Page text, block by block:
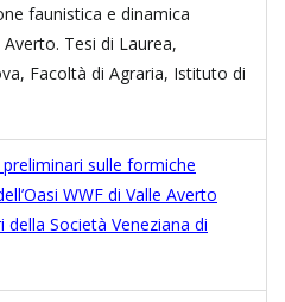
faunistica e dinamica
Tesi di Laurea,
Facoltà di Agraria, Istituto di
sulle formiche
WWF di Valle Averto
della Società Veneziana di